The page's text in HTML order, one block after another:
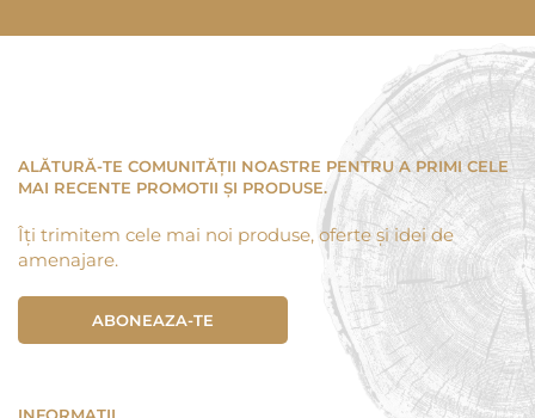
ALĂTURĂ-TE COMUNITĂȚII NOASTRE PENTRU A PRIMI CELE
MAI RECENTE PROMOTII ȘI PRODUSE.
Îți trimitem cele mai noi produse, oferte și idei de
amenajare.
ABONEAZA-TE